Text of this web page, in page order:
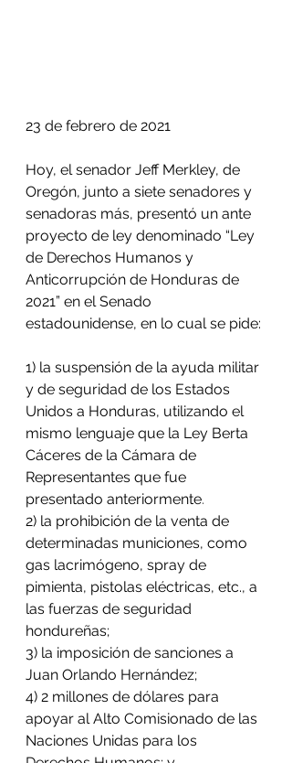
23 de febrero de 2021
Hoy, el senador Jeff Merkley, de
Oregón, junto a siete senadores y
senadoras más, presentó un ante
proyecto de ley denominado “Ley
de Derechos Humanos y
Anticorrupción de Honduras de
2021” en el Senado
estadounidense, en lo cual se pide:
1) la suspensión de la ayuda militar
y de seguridad de los Estados
Unidos a Honduras, utilizando el
mismo lenguaje que la Ley Berta
Cáceres de la Cámara de
Representantes que fue
presentado anteriormente.
2) la prohibición de la venta de
determinadas municiones, como
gas lacrimógeno, spray de
pimienta, pistolas eléctricas, etc., a
las fuerzas de seguridad
hondureñas;
3) la imposición de sanciones a
Juan Orlando Hernández;
4) 2 millones de dólares para
apoyar al Alto Comisionado de las
Naciones Unidas para los